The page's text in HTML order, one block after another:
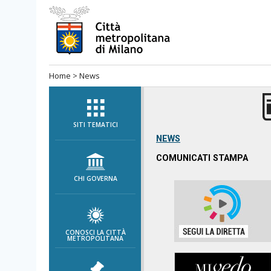
Salta
al
menù
navigazione
Salta
al
menù
navigazione
interna
Salta
contenuto
Salta
Home > News
SITI TEMATICI
CHI GOVERNA
CONOSCI LA CITTÀ
METROPOLITANA
NEWS
COMUNICATI STAMPA